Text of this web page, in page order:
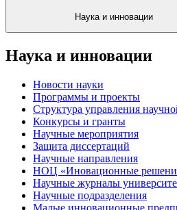
Наука и инновации
Наука и инновации
Новости науки
Программы и проекты
Структура управления
Конкурсы и гранты
Научные мероприятия
Защита диссертаций
Научные направления
НОЦ «Иновационные
Научные журналы
Научные подразделения